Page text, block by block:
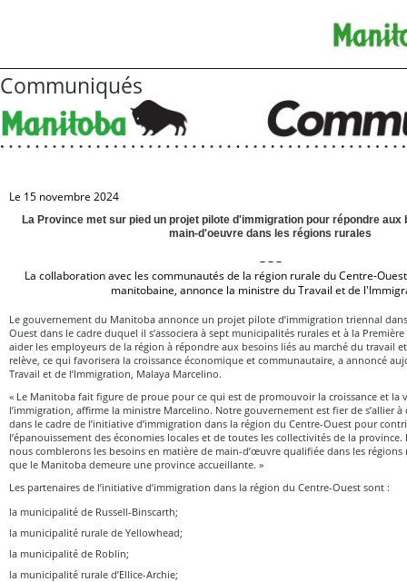
Communiqués
Le 15 novembre 2024
La Province met sur pied un projet pilote d'immigration pour répondre aux
main-d'oeuvre dans les régions rurales
– – –
La collaboration avec les communautés de la région rurale du Centre-
manitobaine, annonce la ministre du Travail et de
Le gouvernement du Manitoba annonce un projet pilote d’immigration triennal
Ouest dans le cadre duquel il s’associera à sept municipalités rurales et à la
aider les employeurs de la région à répondre aux besoins liés au marché du travail
relève, ce qui favorisera la croissance économique et communautaire, a annoncé
Travail et de l’Immigration, Malaya Marcelino.
« Le Manitoba fait figure de proue pour ce qui est de promouvoir la croissance et la
l’immigration, affirme la ministre Marcelino. Notre gouvernement est fier de s’allier
dans le cadre de l’initiative d’immigration dans la région du Centre-Ouest pour
l’épanouissement des économies locales et de toutes les collectivités de la
nous comblerons les besoins en matière de main-d’œuvre qualifiée dans les
que le Manitoba demeure une province accueillante. »
Les partenaires de l’initiative d’immigration dans la région du Centre-Ouest sont :
la municipalité de Russell-Binscarth;
la municipalité rurale de Yellowhead;
la municipalité de Roblin;
la municipalité rurale d’Ellice-Archie;